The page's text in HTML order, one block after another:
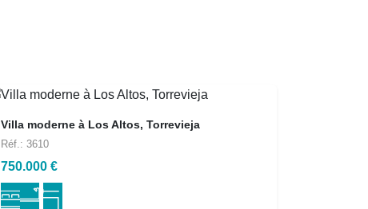
Villa moderne à Los Altos, Torrevieja
Réf.: 3610
750.000 €